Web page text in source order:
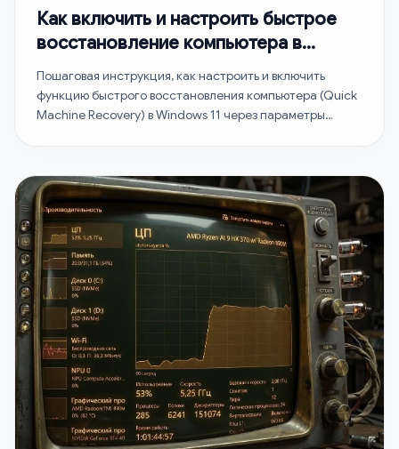
Как включить и настроить быстрое
восстановление компьютера в
Windows 11
Пошаговая инструкция, как настроить и включить
функцию быстрого восстановления компьютера (Quick
Machine Recovery) в Windows 11 через параметры